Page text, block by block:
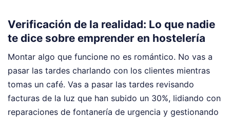
Verificación de la realidad: Lo que nadie
te dice sobre emprender en hostelería
Montar algo que funcione no es romántico. No vas a
pasar las tardes charlando con los clientes mientras
tomas un café. Vas a pasar las tardes revisando
facturas de la luz que han subido un 30%, lidiando con
reparaciones de fontanería de urgencia y gestionando